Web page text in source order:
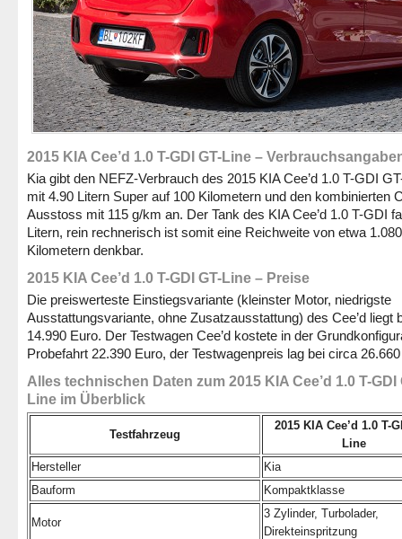
2015 KIA Cee’d 1.0 T-GDI GT-Line –
Kia gibt den NEFZ-Verbrauch des 2015 KIA Cee’d 1.0 T-GDI
mit 4.90 Litern Super auf 100 Kilometern und den kombinierten
Ausstoss mit 115 g/km an. Der Tank des KIA Cee’d 1.0 T-GDI
Litern, rein rechnerisch ist somit eine Reichweite von etwa 1.080
Kilometern denkbar.
2015 KIA Cee’d 1.0 T-GDI GT-Line – Preise
Die preiswerteste Einstiegsvariante (kleinster Motor, niedrigste
Ausstattungsvariante, ohne Zusatzausstattung) des Cee’d liegt
14.990 Euro. Der Testwagen Cee’d kostete in der
Probefahrt 22.390 Euro, der Testwagenpreis lag bei circa
Alles technischen Daten zum 2015 KIA Cee’d 1.0 T-GDI
Line im Überblick
Testfahrzeug
2015 KIA Cee’d 1.0 T-
Line
Hersteller
Kia
Bauform
Kompaktklasse
Motor
3 Zylinder, Turbolader,
Direkteinspritzung